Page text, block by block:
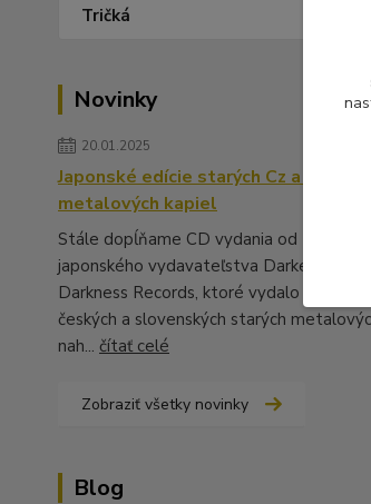
Tričká
Novinky
20.01.2025
Japonské edície starých Cz a Sk
metalových kapiel
Stále dopĺňame CD vydania od
japonského vydavateľstva Darker Than
Darkness Records, ktoré vydalo množstvo
českých a slovenských starých
nah... čítať celé
Zobraziť všetky novinky
Blog